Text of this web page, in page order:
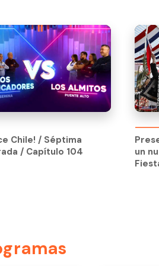
Chile! / Séptima
/ Capítulo 104
Chile! / Séptima
/ Capítulo 104
un